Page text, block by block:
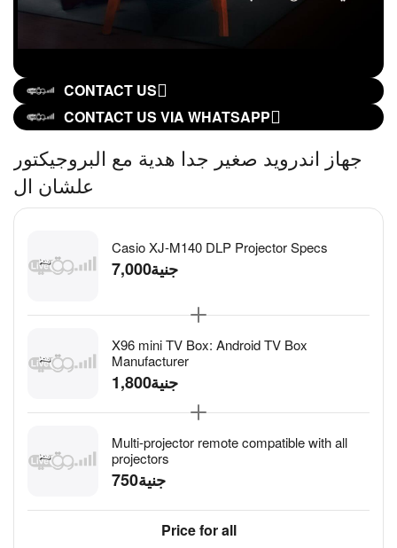
CONTACT US
CONTACT US VIA WHATSAPP
جهاز اندرويد صغير جدا هدية مع البروجيكتور
علشان ال
Casio XJ-M140 DLP Projector Specs
جنية7,000
X96 mini TV Box: Android TV Box
Manufacturer
جنية1,800
Multi-projector remote compatible with all
projectors
جنية
Price for all